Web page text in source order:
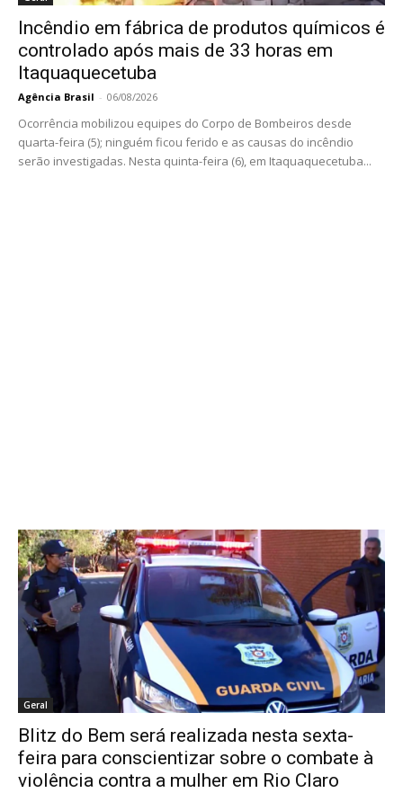
Incêndio em fábrica de produtos químicos é
controlado após mais de 33 horas em
Itaquaquecetuba
Agência Brasil - 06/08/2026
Ocorrência mobilizou equipes do Corpo de Bombeiros desde
quarta-feira (5); ninguém ficou ferido e as causas do incêndio
serão investigadas. Nesta quinta-feira (6), em Itaquaquecetuba...
Geral
Blitz do Bem será realizada nesta sexta-
feira para conscientizar sobre o combate à
violência contra a mulher em Rio Claro